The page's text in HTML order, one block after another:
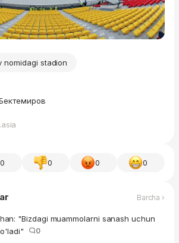
nomidagi stadion
0 0 0 0
Barcha ›
"Bizdagi muammolarni sanash uchun
0